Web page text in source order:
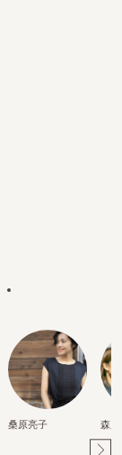
桑原亮子 森麻